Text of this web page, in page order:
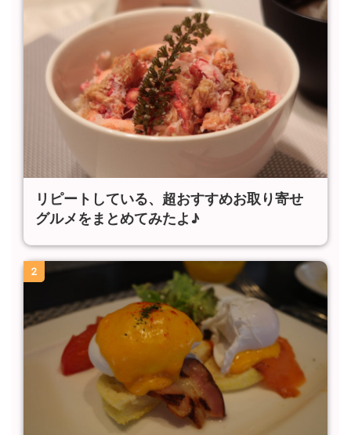
リピートしている、超おすすめお取り寄せ
グルメをまとめてみたよ♪
2